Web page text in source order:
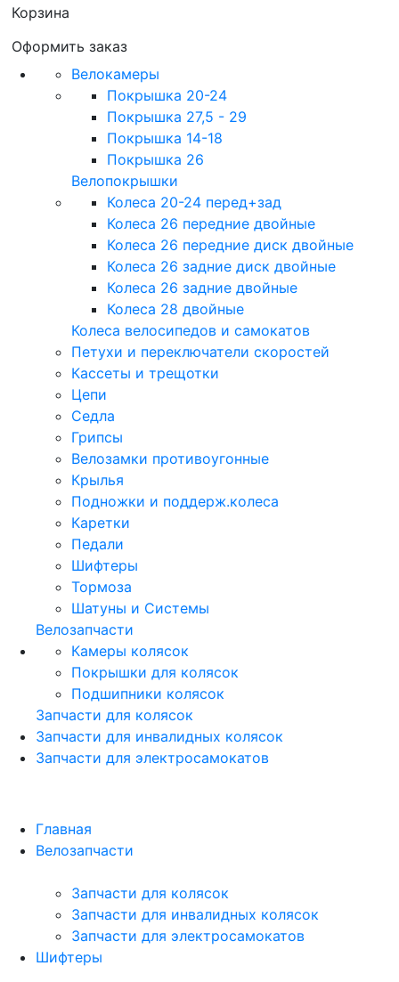
Корзина
Оформить заказ
Велокамеры
Покрышка 20-24
Покрышка 27,5 - 29
Покрышка 14-18
Покрышка 26
Велопокрышки
Колеса 20-24 перед+зад
Колеса 26 передние двойные
Колеса 26 передние диск двойные
Колеса 26 задние диск двойные
Колеса 26 задние двойные
Колеса 28 двойные
Колеса велосипедов и самокатов
Петухи и переключатели скоростей
Кассеты и трещотки
Цепи
Седла
Грипсы
Велозамки противоугонные
Крылья
Подножки и поддерж.колеса
Каретки
Педали
Шифтеры
Тормоза
Шатуны и Системы
Велозапчасти
Камеры колясок
Покрышки для колясок
Подшипники колясок
Запчасти для колясок
Запчасти для инвалидных колясок
Запчасти для электросамокатов
Главная
Велозапчасти
Запчасти для колясок
Запчасти для инвалидных колясок
Запчасти для электросамокатов
Шифтеры